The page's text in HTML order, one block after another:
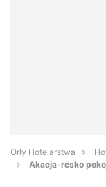
Orły Hotelarstwa
Akacja-resko